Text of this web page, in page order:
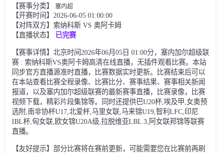
其他赛事
【赛事分类】 塞内超
【开赛时间】2026-06-05 01:00:00
【对阵双方】索纳科斯 VS 奥阿卡姆
【直播状态】
已完赛
【赛事详情】北京时间2026年06月05日 01:00分，塞内加尔超级联
赛 : 索纳科斯VS奥阿卡姆高清在线直播，无插件观看比赛。本站
同步官方直播源准时直播，比赛数据实时更新。比赛结束后可以
在本站查看比赛全程录像、比赛比分、赛事结果、赛事相关新闻
报道，以及塞内加尔超级联赛的最新赛事直播，比赛录像，比赛
视频下载，精彩片段集锦等。同时还提供巴U20杯,埃及甲,女奥预
选附,南非协杯U17,北爱杯,马里女联,马来锦U19,智利LFC,印尼
IBL杯,匈女联,欧女锦U20A级,拉脱维亚LBL 3,阿女联邦锦等联赛
直播。
【友好提示】部分比赛将在赛前更新，可能需要您在比赛前再刷